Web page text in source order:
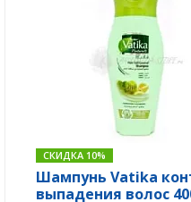
СКИДКА 10%
Шампунь Vatika
выпадения волос